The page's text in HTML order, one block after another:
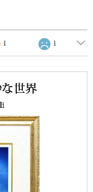
1 1